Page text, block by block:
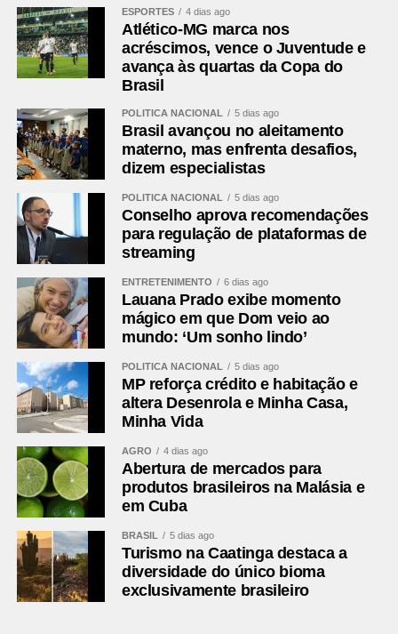
tempo — Atlético-MG | Gabriel Taliari, aos 29
minutos do 2º tempo — Remo
Árbitro
Ramon Abatti Abel (SC)
Medeiros Lodetti (SC)
VAR
Carlos Eduardo Nunes Braga (RJ)
Remo
Marcelo Rangel; Matheus Alexandre (Alef
Manga), Marllon, Matheus Felipe e Mayk
(Jaderson); Zé Welison, Leonel Picco (David
Braga) e Zé Ricardo (Patrick); Yago Pikachu,
Jajá (Vitor Bueno) e Gabriel Taliari. Técnico:
Atlético-MG
Everson; Preciado, Vitor Hugo, Ruan Tressoldi
e Kauã Pascini; Cissé (Thiago Borbas), Alan
Franco e Maycon (Igor Gomes); Bernard
(Victor Hugo), Reinier (Cassierra) e Minda
(Cuello). Técnico: Eduardo Domínguez
Fonte:Esportes
Leia mais:
Corinthians vence o
Santos fora de casa pelo Brasileirão
Comentários Facebook
ESPORTES 4 dias ago
Atlético-MG marca nos
acréscimos, vence o Juventude e
avança às quartas da Copa do
Brasil
POLÍTICA NACIONAL 5 dias ago
Brasil avançou no aleitamento
materno, mas enfrenta desafios,
dizem especialistas
POLÍTICA NACIONAL 5 dias ago
Conselho aprova recomendações
para regulação de plataformas de
streaming
ENTRETENIMENTO 6 dias ago
Lauana Prado exibe momento
mágico em que Dom veio ao
mundo: ‘Um sonho lindo’
POLÍTICA NACIONAL 5 dias ago
MP reforça crédito e habitação e
altera Desenrola e Minha Casa,
Minha Vida
AGRO 4 dias ago
Abertura de mercados para
produtos brasileiros na Malásia e
em Cuba
BRASIL 5 dias ago
Turismo na Caatinga destaca a
diversidade do único bioma
exclusivamente brasileiro